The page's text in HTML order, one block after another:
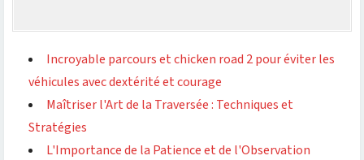
Incroyable parcours et chicken road 2 pour éviter les
véhicules avec dextérité et courage
Maîtriser l'Art de la Traversée : Techniques et
Stratégies
L'Importance de la Patience et de l'Observation